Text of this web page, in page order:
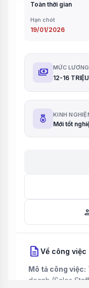
Toàn thời gian
Hạn chót
19/01/2026
payments MỨC LƯƠNG
12-16 TRIỆU
KINH
Mới tốt
description Về công việc
Mô tả công việc:
doanh (Sales